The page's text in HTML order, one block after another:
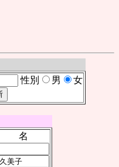
性別 男 女
名